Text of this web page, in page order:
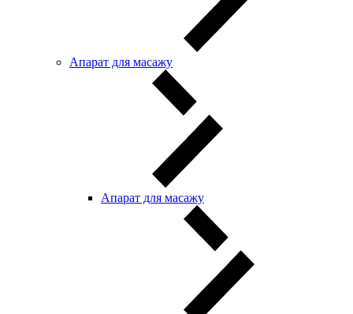
Апарат для масажу
Апарат для масажу